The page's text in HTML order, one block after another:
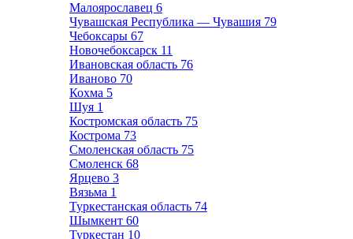
Малоярославец 6
Чувашская Республика — Чувашия 79
Чебоксары 67
Новочебоксарск 11
Ивановская область 76
Иваново 70
Кохма 5
Шуя 1
Костромская область 75
Кострома 73
Смоленская область 75
Смоленск 68
Ярцево 3
Вязьма 1
Туркестанская область 74
Шымкент 60
Туркестан 10